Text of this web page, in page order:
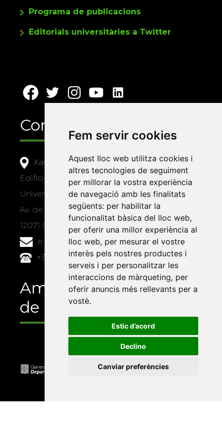
Fem servir cookies
Aquest lloc web utilitza cookies i
altres tecnologies de seguiment
per millorar la vostra experiència
de navegació amb les finalitats
següents: per habilitar la
funcionalitat bàsica del lloc web,
per oferir una millor experiència al
lloc web, per mesurar el vostre
interès pels nostres productes i
serveis i per personalitzar les
interaccions de màrqueting, per
oferir anuncis més rellevants per a
vostè.
Estic d’acord
Declino
Canviar preferències
Programa de publicacions
Editorials universitàries a Twitter
Contacte
Xarxa Vives d'Universitats
Edifici Àgora
Universitat Jaume I, local 10
Av. de Vicent Sos Baynat, s/n
12071 Castelló de la Plana
e-buc@vives.org
+34 964 72 89 93
Amb el suport
de